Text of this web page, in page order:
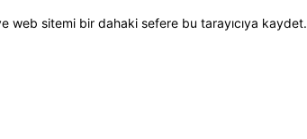
web sitemi bir dahaki sefere bu tarayıcıya kaydet.